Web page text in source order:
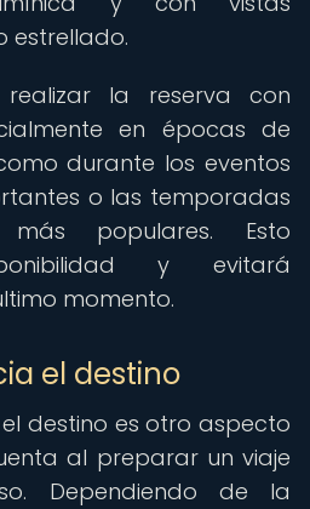
estrellado.
realizar la reserva con
en épocas de
durante los eventos
o las temporadas
populares. Esto
y evitará
momento.
el destino
destino es otro aspecto
al preparar un viaje
Dependiendo de la